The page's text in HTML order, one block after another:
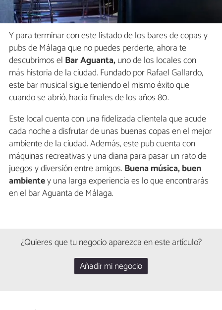
Y para terminar con este listado de los bares de copas y
pubs de Málaga que no puedes perderte, ahora te
descubrimos el Bar Aguanta,uno de los locales con
más historia de la ciudad. Fundado por Rafael Gallardo,
este bar musical sigue teniendo el mismo éxito que
cuando se abrió, hacia finales de los años 80.
Este local cuenta con una fidelizada clientela que acude
cada noche a disfrutar de unas buenas copas en el mejor
ambiente de la ciudad. Además, este pub cuenta con
máquinas recreativas y una diana para pasar un rato de
juegos y diversión entre amigos. Buena música, buen
ambientey una larga experiencia es lo que encontrarás
en el bar Aguanta de Málaga.
¿Quieres que tu negocio aparezca en este artículo?
Añadir mi negocio